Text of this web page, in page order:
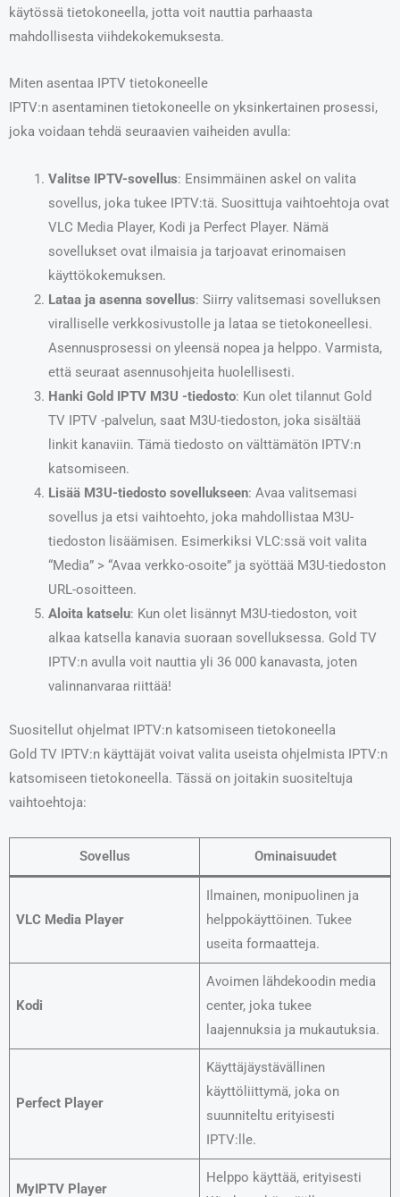
käytössä tietokoneella, jotta voit nauttia parhaasta
mahdollisesta viihdekokemuksesta.
Miten asentaa IPTV tietokoneelle
IPTV:n asentaminen tietokoneelle on yksinkertainen prosessi,
joka voidaan tehdä seuraavien vaiheiden avulla:
Valitse IPTV-sovellus: Ensimmäinen askel on valita
sovellus, joka tukee IPTV:tä. Suosittuja vaihtoehtoja ovat
VLC Media Player, Kodi ja Perfect Player. Nämä
sovellukset ovat ilmaisia ja tarjoavat erinomaisen
käyttökokemuksen.
Lataa ja asenna sovellus: Siirry valitsemasi sovelluksen
viralliselle verkkosivustolle ja lataa se tietokoneellesi.
Asennusprosessi on yleensä nopea ja helppo. Varmista,
että seuraat asennusohjeita huolellisesti.
Hanki Gold IPTV M3U -tiedosto: Kun olet tilannut Gold
TV IPTV -palvelun, saat M3U-tiedoston, joka sisältää
linkit kanaviin. Tämä tiedosto on välttämätön IPTV:n
katsomiseen.
Lisää M3U-tiedosto sovellukseen: Avaa valitsemasi
sovellus ja etsi vaihtoehto, joka mahdollistaa M3U-
tiedoston lisäämisen. Esimerkiksi VLC:ssä voit valita
“Media” > “Avaa verkko-osoite” ja syöttää M3U-tiedoston
URL-osoitteen.
Aloita katselu: Kun olet lisännyt M3U-tiedoston, voit
alkaa katsella kanavia suoraan sovelluksessa. Gold TV
IPTV:n avulla voit nauttia yli 36 000 kanavasta, joten
valinnanvaraa riittää!
Suositellut ohjelmat IPTV:n katsomiseen tietokoneella
Gold TV IPTV:n käyttäjät voivat valita useista ohjelmista IPTV:n
katsomiseen tietokoneella. Tässä on joitakin suositeltuja
vaihtoehtoja:
Sovellus Ominaisuudet
VLC Media Player
Ilmainen, monipuolinen ja
helppokäyttöinen. Tukee
useita formaatteja.
Kodi
Avoimen lähdekoodin media
center, joka tukee
laajennuksia ja mukautuksia.
Perfect Player
Käyttäjäystävällinen
käyttöliittymä, joka on
suunniteltu erityisesti
IPTV:lle.
MyIPTV Player
Helppo käyttää, erityisesti